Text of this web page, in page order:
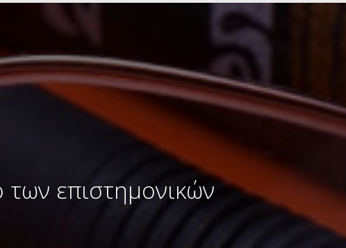
επιστημονικών